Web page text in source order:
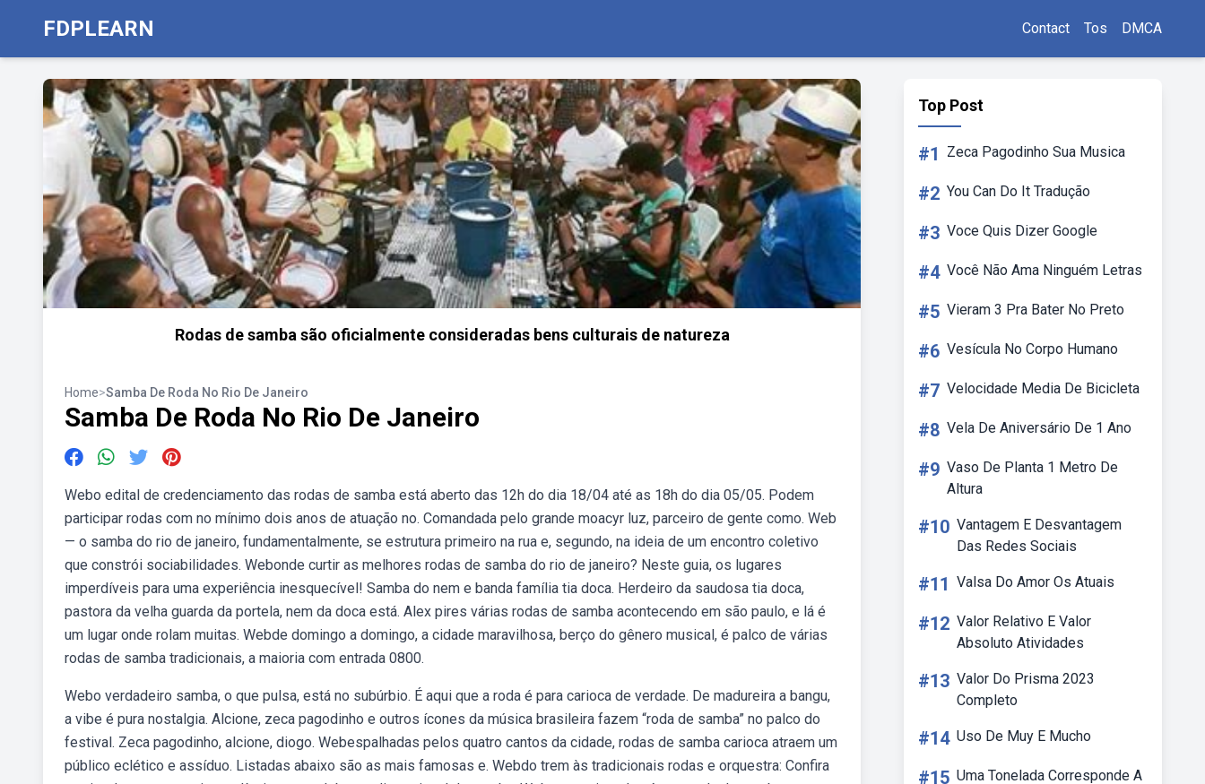
FDPLEARN Contact Tos DMCA
Rodas de samba são oficialmente consideradas bens culturais de natureza
Home>Samba De Roda No Rio De Janeiro
Samba De Roda No Rio De Janeiro
Webo edital de credenciamento das rodas de samba está aberto das 12h do dia 18/04 até as 18h do dia 05/05. Podem
participar rodas com no mínimo dois anos de atuação no. Comandada pelo grande moacyr luz, parceiro de gente como. Web
— o samba do rio de janeiro, fundamentalmente, se estrutura primeiro na rua e, segundo, na ideia de um encontro coletivo
que constrói sociabilidades. Webonde curtir as melhores rodas de samba do rio de janeiro? Neste guia, os lugares
imperdíveis para uma experiência inesquecível! Samba do nem e banda família tia doca. Herdeiro da saudosa tia doca,
pastora da velha guarda da portela, nem da doca está. Alex pires várias rodas de samba acontecendo em são paulo, e lá é
um lugar onde rolam muitas. Webde domingo a domingo, a cidade maravilhosa, berço do gênero musical, é palco de várias
rodas de samba tradicionais, a maioria com entrada 0800.
Webo verdadeiro samba, o que pulsa, está no subúrbio. É aqui que a roda é para carioca de verdade. De madureira a bangu,
a vibe é pura nostalgia. Alcione, zeca pagodinho e outros ícones da música brasileira fazem “roda de samba” no palco do
festival. Zeca pagodinho, alcione, diogo. Webespalhadas pelos quatro cantos da cidade, rodas de samba carioca atraem um
público eclético e assíduo. Listadas abaixo são as mais famosas e. Webdo trem às tradicionais rodas e orquestra: Confira
Top Post
#1 Zeca Pagodinho Sua Musica
#2 You Can Do It Tradução
#3 Voce Quis Dizer Google
#4 Você Não Ama Ninguém Letras
#5 Vieram 3 Pra Bater No Preto
#6 Vesícula No Corpo Humano
#7 Velocidade Media De Bicicleta
#8 Vela De Aniversário De 1 Ano
#9 Vaso De Planta 1 Metro De
Altura
#10 Vantagem E Desvantagem
Das Redes Sociais
#11 Valsa Do Amor Os Atuais
#12 Valor Relativo E Valor
Absoluto Atividades
#13 Valor Do Prisma 2023
Completo
#14 Uso De Muy E Mucho
#15 Uma Tonelada Corresponde A